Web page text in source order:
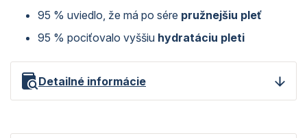
95 % uviedlo, že má po sére pružnejšiu pleť
95 % pociťovalo vyššiu hydratáciu pleti
Detailné informácie